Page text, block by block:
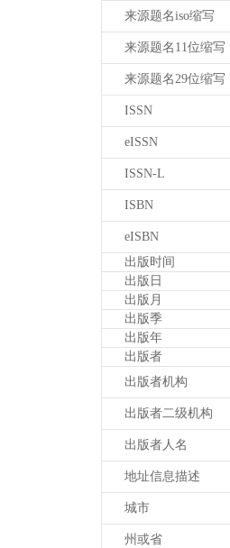
来源题名iso缩写
来源题名11位缩写
来源题名29位缩写
ISSN
eISSN
ISSN-L
ISBN
eISBN
出版时间
出版日
出版月
出版季
出版年
出版者
出版者机构
出版者二级机构
出版者人名
地址信息描述
城市
州或省